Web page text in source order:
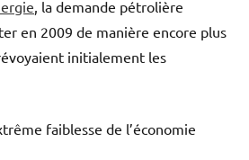
, la demande pétrolière
en 2009 de manière encore plus
initialement les
faiblesse de l’économie